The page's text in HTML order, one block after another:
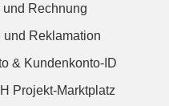
Rechnung
und Reklamation
& Kundenkonto-ID
Projekt-Marktplatz